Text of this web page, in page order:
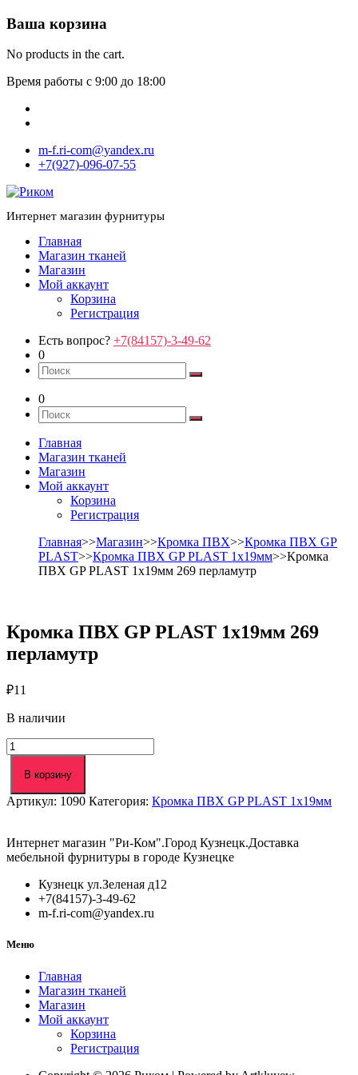
Ваша корзина
No products in the cart.
Время работы с 9:00 до 18:00
m-f.ri-com@yandex.ru
+7(927)-096-07-55
Интернет магазин фурнитуры
Главная
Магазин тканей
Магазин
Мой аккаунт
Корзина
Регистрация
Есть вопрос? +7(84157)-3-49-62
0
0
Главная
Магазин тканей
Магазин
Мой аккаунт
Корзина
Регистрация
Главная>>Магазин>>Кромка ПВХ>>Кромка ПВХ GP
PLAST>>Кромка ПВХ GP PLAST 1х19мм>>Кромка
ПВХ GP PLAST 1х19мм 269 перламутр
Кромка ПВХ GP PLAST 1х19мм 269
перламутр
₽11
В наличии
Количество
товара
Кромка
GP
269
перламутр
В корзину
Артикул: 1090 Категория: Кромка ПВХ GP PLAST 1х19мм
Интернет магазин "Ри-Ком".Город Кузнецк.Доставка
мебельной фурнитуры в городе Кузнецке
Кузнецк ул.Зеленая д12
+7(84157)-3-49-62
m-f.ri-com@yandex.ru
Меню
Главная
Магазин тканей
Магазин
Мой аккаунт
Корзина
Регистрация